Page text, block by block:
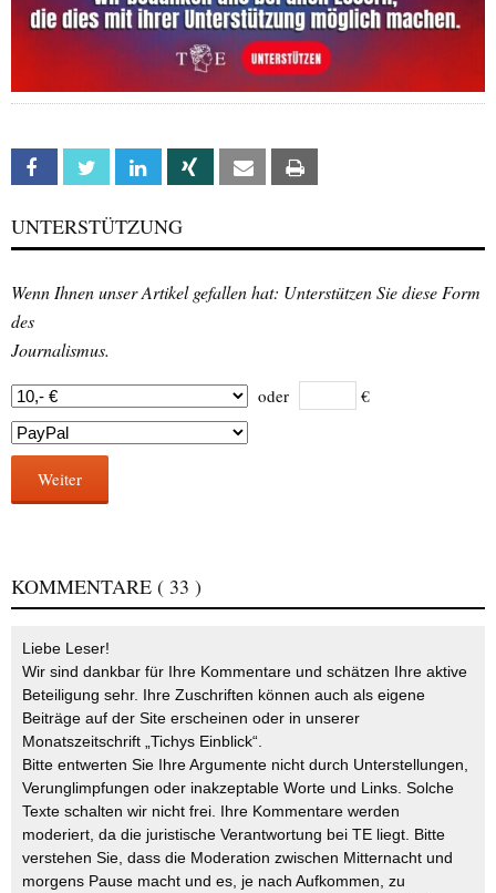
Facebook Twitter Linkedin Xing Email
UNTERSTÜTZUNG
Wenn Ihnen unser Artikel gefallen hat: Unterstützen Sie diese Form
des
Journalismus.
oder €
Weiter
KOMMENTARE ( 33 )
Liebe Leser!
Wir sind dankbar für Ihre Kommentare und schätzen Ihre aktive
Beteiligung sehr. Ihre Zuschriften können auch als eigene
Beiträge auf der Site erscheinen oder in unserer
Monatszeitschrift „Tichys Einblick“.
Bitte entwerten Sie Ihre Argumente nicht durch Unterstellungen,
Verunglimpfungen oder inakzeptable Worte und Links. Solche
Texte schalten wir nicht frei. Ihre Kommentare werden
moderiert, da die juristische Verantwortung bei TE liegt. Bitte
verstehen Sie, dass die Moderation zwischen Mitternacht und
morgens Pause macht und es, je nach Aufkommen, zu